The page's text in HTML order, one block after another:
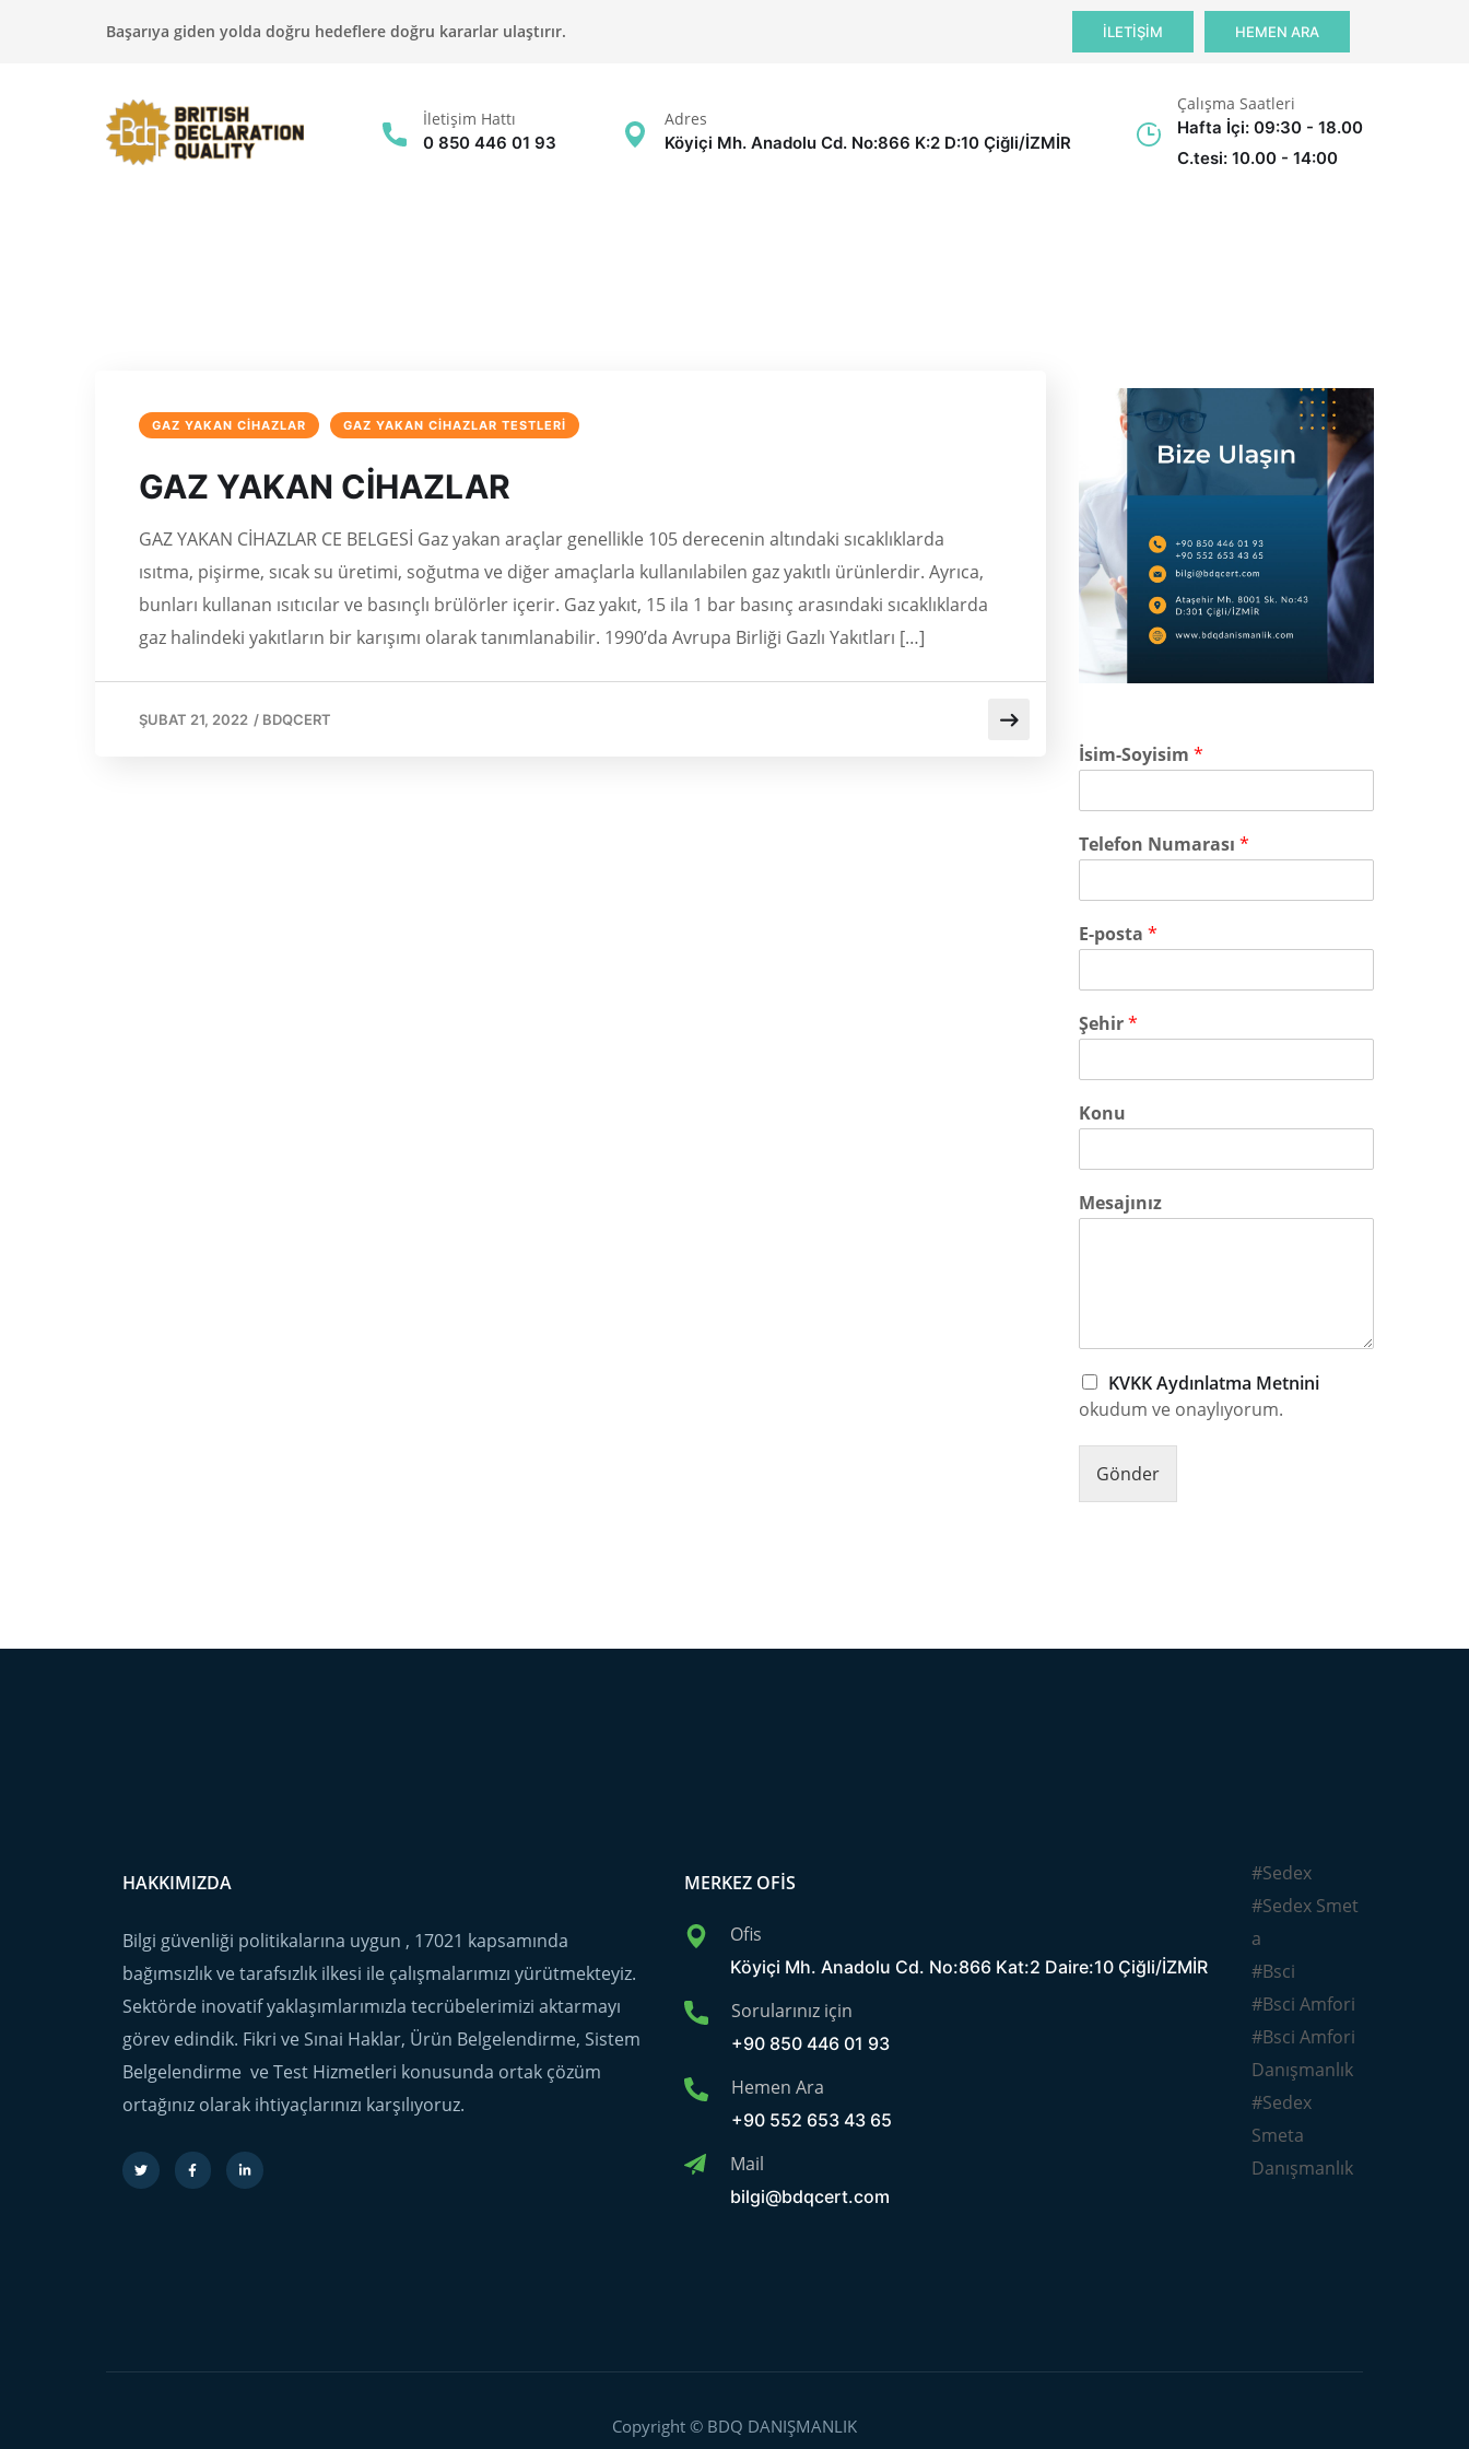
Başarıya giden yolda doğru hedeflere doğru kararlar ulaştırır. İLETİŞİM HEMEN ARA
İletişim Hattı
0 850 446 01 93
Adres
Köyiçi Mh. Anadolu Cd. No:866 K:2 D:10 Çiğli/İZMİR
Çalışma Saatleri
Hafta İçi: 09:30 - 18.00
C.tesi: 10.00 - 14:00
GAZ YAKAN CIHAZLAR GAZ YAKAN CIHAZLAR TESTLERI
GAZ YAKAN CİHAZLAR
GAZ YAKAN CİHAZLAR CE BELGESİ Gaz yakan araçlar genellikle 105 derecenin altındaki sıcaklıklarda
ısıtma, pişirme, sıcak su üretimi, soğutma ve diğer amaçlarla kullanılabilen gaz yakıtlı ürünlerdir. Ayrıca,
bunları kullanan ısıtıcılar ve basınçlı brülörler içerir. Gaz yakıt, 15 ila 1 bar basınç arasındaki sıcaklıklarda
gaz halindeki yakıtların bir karışımı olarak tanımlanabilir. 1990’da Avrupa Birliği Gazlı Yakıtları […]
ŞUBAT 21, 2022 / BDQCERT
İsim-Soyisim *
Telefon Numarası *
E-posta *
Şehir*
Konu
Mesajınız
KVKK Aydınlatma Metnini
okudum ve onaylıyorum.
Gönder
HAKKIMIZDA
Bilgi güvenliği politikalarına uygun , 17021 kapsamında
bağımsızlık ve tarafsızlık ilkesi ile çalışmalarımızı yürütmekteyiz.
Sektörde inovatif yaklaşımlarımızla tecrübelerimizi aktarmayı
görev edindik. Fikri ve Sınai Haklar, Ürün Belgelendirme, Sistem
Belgelendirme ve Test Hizmetleri konusunda ortak çözüm
ortağınız olarak ihtiyaçlarınızı karşılıyoruz.
MERKEZ OFIS
Ofis
Köyiçi Mh. Anadolu Cd. No:866 Kat:2 Daire:10 Çiğli/İZMİR
Sorularınız için
+90 850 446 01 93
Hemen Ara
+90 552 653 43 65
Mail
bilgi@bdqcert.com
#Sedex
#Sedex Smet
a
#Bsci
#Bsci Amfori
#Bsci Amfori
Danışmanlık
#Sedex
Smeta
Danışmanlık
Copyright © BDQ DANIŞMANLIK